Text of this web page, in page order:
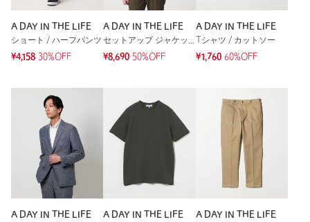
A DAY IN THE LIFE
ショート / ハーフパンツ
¥4,158 30%OFF
A DAY IN THE LIFE
セットアップ ジャケット
¥8,690 50%OFF
A DAY IN THE LIFE
Tシャツ / カットソー
¥1,760 60%OFF
A DAY IN THE LIFE
A DAY IN THE LIFE
A DAY IN THE LIFE